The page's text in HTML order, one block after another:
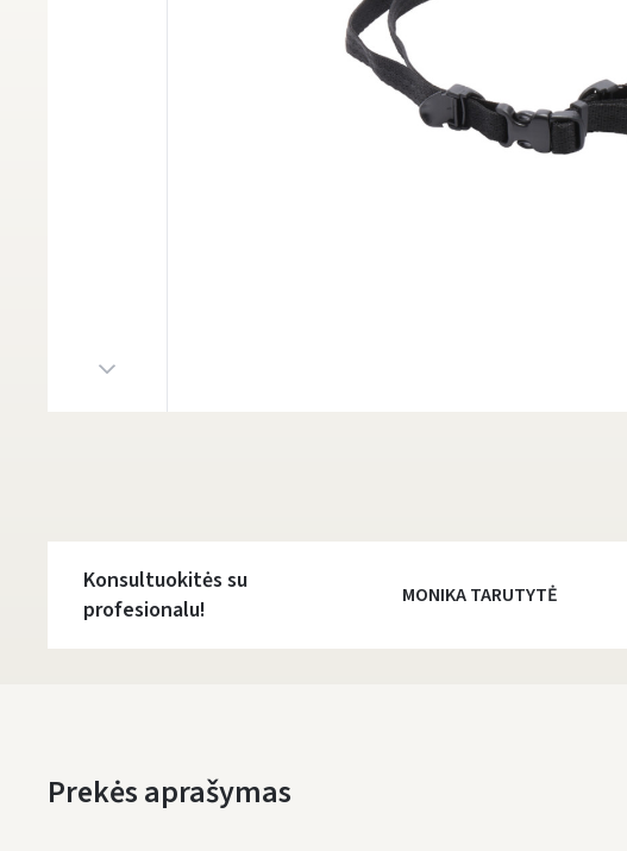
Konsultuokitės su
profesionalu!
MONIKA TARUTYTĖ
Prekės aprašymas